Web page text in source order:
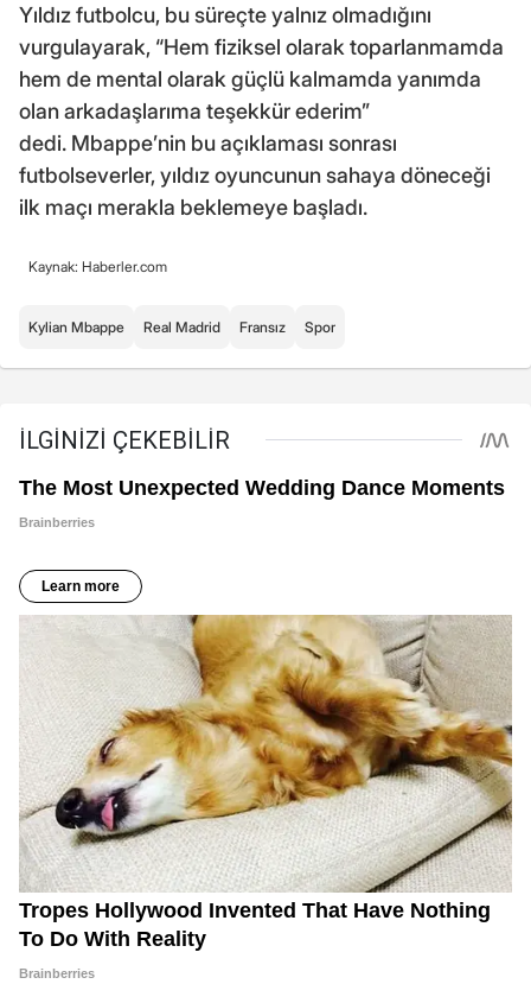
Yıldız futbolcu, bu süreçte yalnız olmadığını
vurgulayarak, “Hem fiziksel olarak toparlanmamda
hem de mental olarak güçlü kalmamda yanımda
olan arkadaşlarıma teşekkür ederim”
dedi. Mbappe’nin bu açıklaması sonrası
futbolseverler, yıldız oyuncunun sahaya döneceği
ilk maçı merakla beklemeye başladı.
Kaynak: Haberler.com
Kylian Mbappe Real Madrid Fransız Spor